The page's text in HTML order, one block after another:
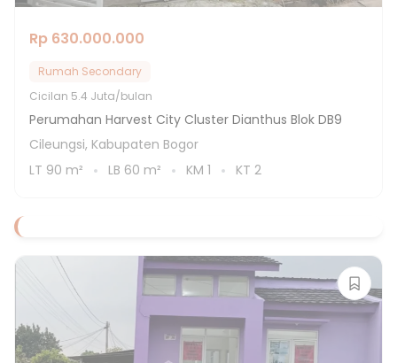
Rp 630.000.000
Rumah Secondary
Cicilan 5.4 Juta/bulan
Perumahan Harvest City Cluster Dianthus Blok DB9
Cileungsi, Kabupaten Bogor
LT 90 m² LB 60 m² KM 1 KT 2